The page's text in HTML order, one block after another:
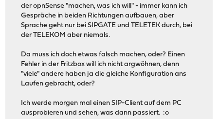
der opnSense "machen, was ich will" - immer kann ich
Gespräche in beiden Richtungen aufbauen, aber
Sprache geht nur bei SIPGATE und TELETEK durch, bei
der TELEKOM aber niemals.
Da muss ich doch etwas falsch machen, oder? Einen
Fehler in der Fritzbox will ich nicht argwöhnen, denn
"viele" andere haben ja die gleiche Konfiguration ans
Laufen gebracht, oder?
Ich werde morgen mal einen SIP-Client auf dem PC
ausprobieren und sehen, was dann passiert. :o